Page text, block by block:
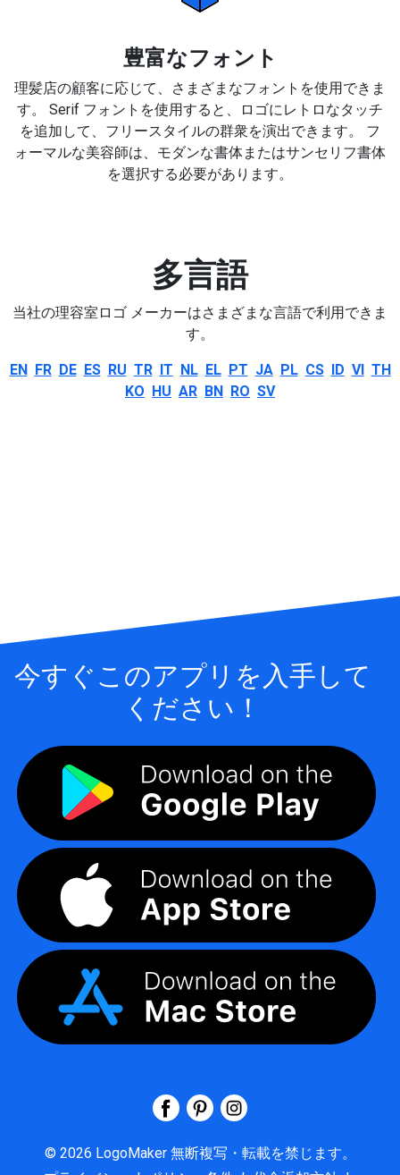
豊富なフォント
理髪店の顧客に応じて、さまざまなフォントを使用できま
す。 Serif フォントを使用すると、ロゴにレトロなタッチ
を追加して、フリースタイルの群衆を演出できます。 フ
ォーマルな美容師は、モダンな書体またはサンセリフ書体
を選択する必要があります。
多言語
当社の理容室ロゴ メーカーはさまざまな言語で利用できま
す。
EN FR DE ES RU TR IT NL EL PT JA PL CS ID VI TH
KO HU AR BN RO SV
今すぐこのアプリを入手して
ください！
© 2026 LogoMaker 無断複写・転載を禁じます。